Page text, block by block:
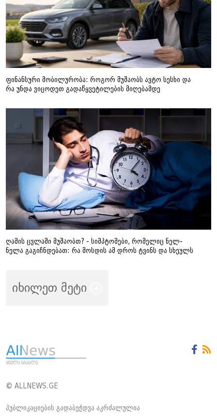
ფინანსური მობილურობა: როგორ მუშაობს ავტო სესხი და
რა უნდა ვიცოდეთ გადაწყვეტილების მიღებამდე
ღამის ცვლაში მუშაობთ? - სიმპტომები, რომელიც ნელ-
ნელა გაგიჩნდებათ: რა მოსდის ამ დროს ტვინს და სხეულს
იხილეთ მეტი
© ALLNEWS.GE
პუბლიკაციების გადაბეჭდვა აკრძალულია